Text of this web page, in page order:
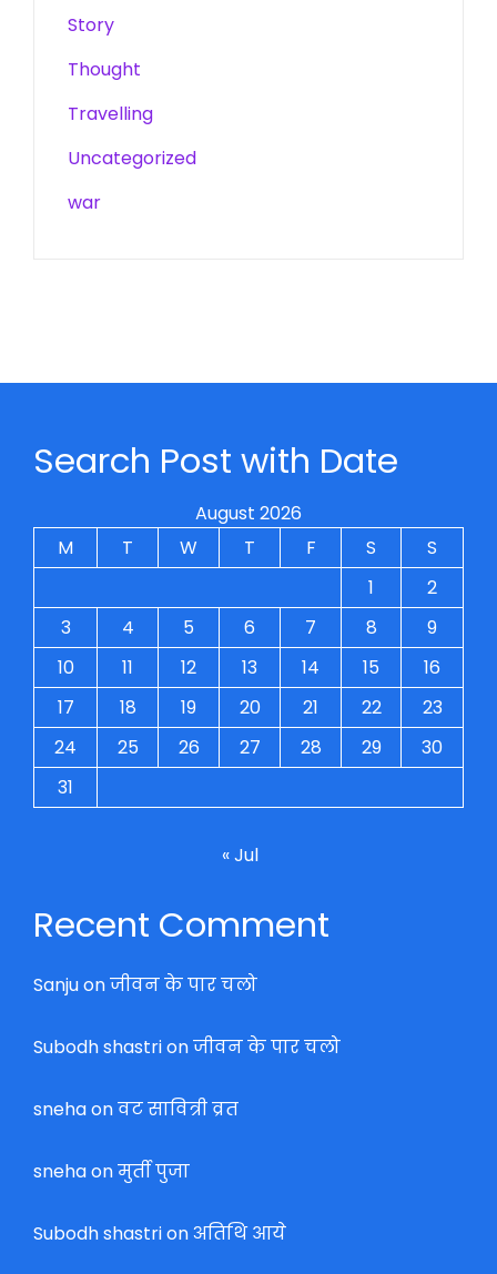
Story
Thought
Travelling
Uncategorized
war
Search Post with Date
August 2026
M
T W T F S
S
1
2
3
4 5 6 7 8
9
10
11 12 13 14 15
16
17
18 19 20 21 22
23
24
25 26 27 28 29
30
31
« Jul
Recent Comment
Sanjuonजीवन के पार चलो
Subodh shastrionजीवन के पार चलो
snehaonवट सावित्री व्रत
snehaonमुर्ती पुजा
Subodh shastrionअतिथि आये